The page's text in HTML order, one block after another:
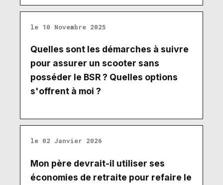
le 10 Novembre 2025
Quelles sont les démarches à suivre
pour assurer un scooter sans
posséder le BSR ? Quelles options
s'offrent à moi ?
le 02 Janvier 2026
Mon père devrait-il utiliser ses
économies de retraite pour refaire le